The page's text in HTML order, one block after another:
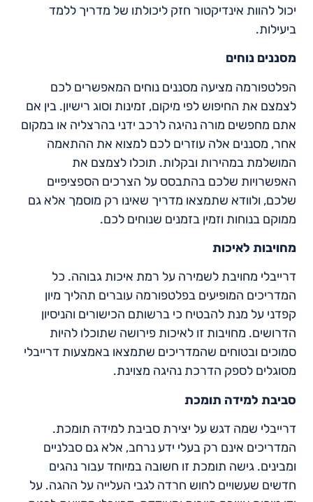
יכול להוות אינדיקטור חזק ליכולתו של מדריך ללמד
ביעילות.
מסננים נוחים
הפלטפורמה מציעה מסננים נוחים המאפשרים לכם
לצמצם את החיפוש לפי מיקום, זמינות וסוג רישיון. בין אם
אתם מחפשים מורה נהיגה לרכב ידני בהרצליה או במקום
אחר, מסננים אלה עוזרים לכם למצוא את ההתאמה
המושלמת במהירות ובקלות. תוכלו לצמצם את
האפשרויות שלכם בהתבסס על הצרכים הספציפיים
שלכם, ולוודא שתמצאו מדריך שאינו רק מוסמך אלא גם
ממוקם בנוחות וזמין בזמנים שנוחים לכם.
מחויבות לאיכות
דרייבלי מחויבת לשמירה על רמת איכות גבוהה. כל
המדריכים המופיעים בפלטפורמה עוברים תהליך מיון
קפדני על מנת להבטיח כי ברשותם הכישורים והניסיון
הדרושים. מחויבות זו לאיכות פירושה שתוכלו להיות
סמוכים ובטוחים שהמדריכים שתמצאו באמצעות דרייבלי
מסוגלים לספק הדרכת נהיגה מצוינת.
סביבת למידה תומכת
דרייבלי שמה דגש על יצירת סביבת למידה תומכת.
המדריכים אינם רק בעלי ידע נרחב, אלא גם סבלניים
ומבינים. גישה תומכת זו חשובה במיוחד עבור נהגים
חדשים שעשויים לחוש חרדה לגבי העלייה על ההגה. על